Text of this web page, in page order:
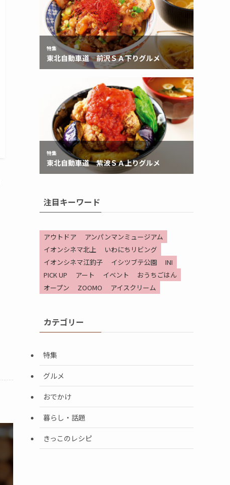
注目キーワード
アウトドア
アンパンマンミュージアム
イオンシネマ北上
いわにちリビング
イオンシネマ江釣子
イシツブテ公園
INI
PICK UP
アート イベント
おうちごはん
オープン
ZOOMO アイスクリーム
カテゴリー
特集
グルメ
おでかけ
暮らし・話題
きっこのレシピ